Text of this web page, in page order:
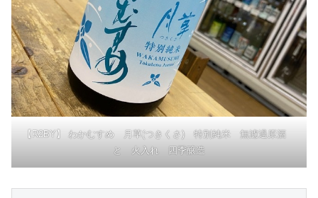
【R2BY】 わかむすめ 月草(つきくさ) 特別純米 無濾過原酒
と 火入れ 四季醸造